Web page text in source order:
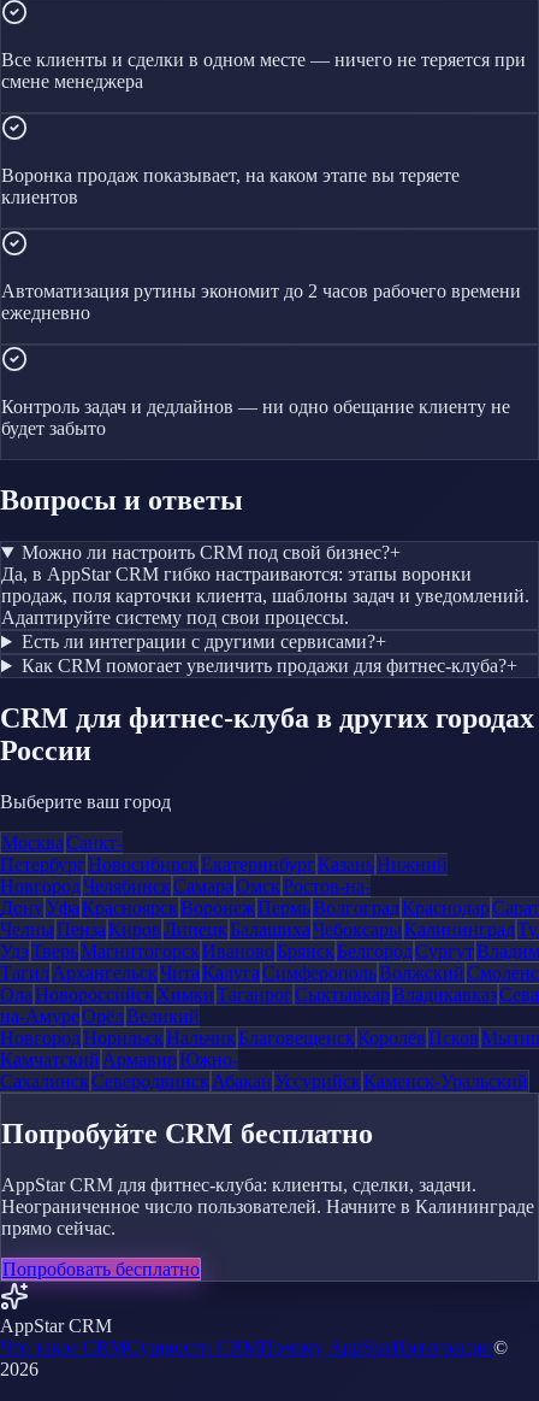
Все клиенты и сделки в одном месте — ничего не теряется при
смене менеджера
Воронка продаж показывает, на каком этапе вы теряете
клиентов
Автоматизация рутины экономит до 2 часов рабочего времени
ежедневно
Контроль задач и дедлайнов — ни одно обещание клиенту не
будет забыто
Вопросы и ответы
Можно ли настроить CRM под свой бизнес?+
Да, в AppStar CRM гибко настраиваются: этапы воронки
продаж, поля карточки клиента, шаблоны задач и уведомлений.
Адаптируйте систему под свои процессы.
Есть ли интеграции с другими сервисами?+
Как CRM помогает увеличить продажи для фитнес-клуба?+
CRM для фитнес-клуба в других городах
России
Выберите ваш город
МоскваСанкт-
ПетербургНовосибирскЕкатеринбургКазаньНижний
НовгородЧелябинскСамараОмскРостов-на-
ДонуУфаКрасноярскВоронежПермьВолгоградКраснодар
ЧелныПензаКировЛипецкБалашихаЧебоксарыКалининград
УдэТверьМагнитогорскИвановоБрянскБелгородСургут
ТагилАрхангельскЧитаКалугаСимферопольВолжский
ОлаНовороссийскХимкиТаганрогСыктывкарВладикавказ
на-АмуреОрёлВеликий
НовгородНорильскНальчикБлаговещенскКоролёвПсков
Камчатский АрмавирЮжно-
СахалинскСеверодвинскАбаканУссурийскКаменск-Уральский
Попробуйте CRM бесплатно
AppStar CRM для фитнес-клуба: клиенты, сделки, задачи.
Неограниченное число пользователей. Начните в Калининграде
прямо сейчас.
Попробовать бесплатно
AppStar CRM
Что такое CRMСущности CRMПочему AppStarИнтеграции©
2026